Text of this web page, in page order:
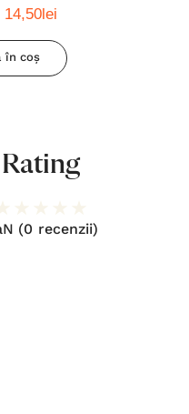
14,50lei
în coș
Rating
(0 recenzii)